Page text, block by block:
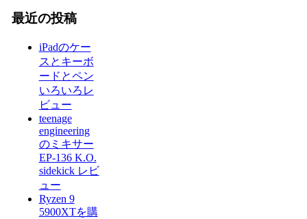
最近の投稿
iPadのケー
スとキーボ
ードとペン
いろいろレ
ビュー
teenage
engineering
のミキサー
EP-136 K.O.
sidekick レビ
ュー
Ryzen 9
5900XTを購